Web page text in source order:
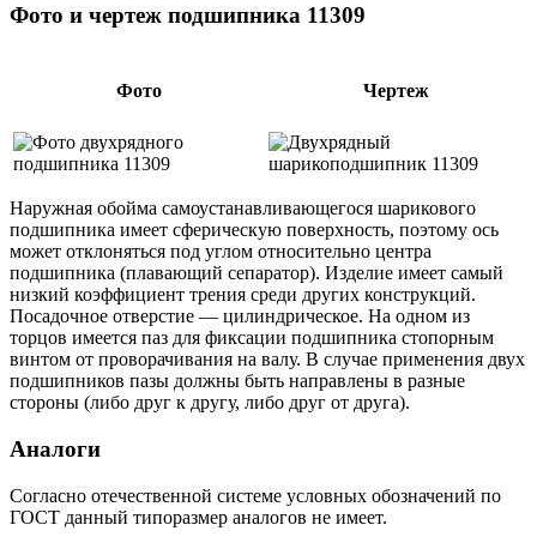
Фото и чертеж подшипника 11309
Фото Чертеж
Наружная обойма самоустанавливающегося шарикового
подшипника имеет сферическую поверхность, поэтому ось
может отклоняться под углом относительно центра
подшипника (плавающий сепаратор). Изделие имеет самый
низкий коэффициент трения среди других конструкций.
Посадочное отверстие — цилиндрическое. На одном из
торцов имеется паз для фиксации подшипника стопорным
винтом от проворачивания на валу. В случае применения двух
подшипников пазы должны быть направлены в разные
стороны (либо друг к другу, либо друг от друга).
Аналоги
Согласно отечественной системе условных обозначений по
ГОСТ данный типоразмер аналогов не имеет.